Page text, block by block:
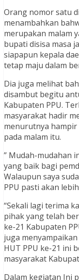
Orang nomor satu
menambahkan
merupakan malam
bupati disisa masa
siapapun kepala
tetap maju dalam
Dia juga melihat
disambut begitu
Kabupaten PPU.
masyarakat hadir
menurutnya
pada malam itu.
” Mudah-mudahan
yang baik bagi
Walaupun saya
PPU pasti akan
“Sekali lagi terima
pihak yang telah
ke-21 Kabupaten
juga
HUT PPU ke-21 ini
masyarakat
Dalam kegiatan Ini